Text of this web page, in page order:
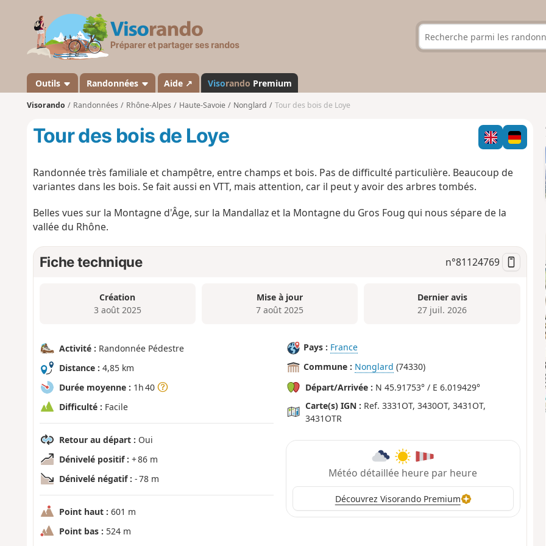
s
a
n
d
Outils Randonnées Aide ↗ Visorando Premium
Visorando Randonnées Rhône-Alpes Haute-Savoie Nonglard Tour des bois de Loye
Tour des bois de Loye
Randonnée très familiale et champêtre, entre champs et bois. Pas de difficulté particulière. Beaucoup de
variantes dans les bois. Se fait aussi en VTT, mais attention, car il peut y avoir des arbres tombés.
Belles vues sur la Montagne d'Âge, sur la Mandallaz et la Montagne du Gros Foug qui nous sépare de la
vallée du Rhône.
Fiche technique n°81124769
Création
3 août 2025
Mise à jour
7 août 2025
Dernier avis
27 juil. 2026
Activité : Randonnée Pédestre
Distance : 4,85 km
Durée moyenne : 1h 40
Difficulté : Facile
Retour au départ : Oui
Dénivelé positif : + 86 m
Dénivelé négatif : - 78 m
Point haut : 601 m
Point bas : 524 m
Pays : France
Commune : Nonglard (74330)
Départ/Arrivée : N 45.91753° / E 6.019429°
Carte(s) IGN : Ref. 3331OT, 3430OT, 3431OT,
3431OTR
Météo détaillée heure par heure
Découvrez Visorando Premium